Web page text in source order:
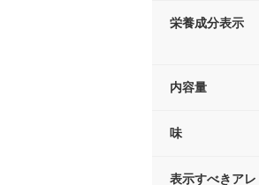
栄養成分表示
内容量
味
表示すべきアレ